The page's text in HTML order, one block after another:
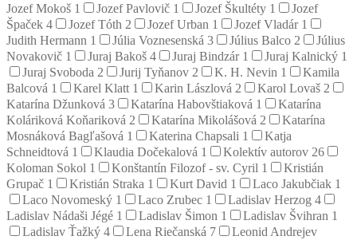
Jozef Mokoš 1 Jozef Pavlovič 1 Jozef Škultéty 1
Jozef
Špaček 4 Jozef Tóth 2 Jozef Urban 1 Jozef Vladár 1
Judith Hermann 1 Júlia Voznesenská 3 Július Balco 2
Július
Novakovič 1 Juraj Bakoš 4 Juraj Bindzár 1 Juraj Kalnický 1
Juraj Svoboda 2 Jurij Tyňanov 2 K. H. Nevin 1
Kamila
Balcová 1 Karel Klatt 1 Karin Lászlová 2 Karol Lovaš 2
Katarína Džunková 3 Katarína Habovštiaková 1
Katarína
Koláriková Koňariková 2 Katarína Mikolášová 2
Katarína
Mosnáková Bagľašová 1 Katerina Chapsali 1
Katja
Schneidtová 1 Klaudia Dočekalová 1 Kolektív autorov 26
Koloman Sokol 1 Konštantín Filozof - sv. Cyril 1
Kristián
Grupač 1 Kristián Straka 1 Kurt David 1 Laco Jakubčiak 1
Laco Novomeský 1 Laco Zrubec 1 Ladislav Herzog 4
Ladislav Nádaši Jégé 1 Ladislav Šimon 1 Ladislav Švihran 1
Ladislav Ťažký 4 Lena Riečanská 7
Leonid Andrejev